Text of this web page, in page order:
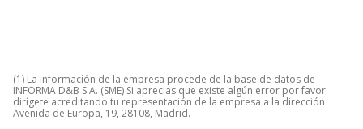
(1) La información de la empresa procede de la base de datos de
INFORMA D&B S.A. (SME) Si aprecias que existe algún error por favor
dirígete acreditando tu representación de la empresa a la dirección
Avenida de Europa, 19, 28108, Madrid.